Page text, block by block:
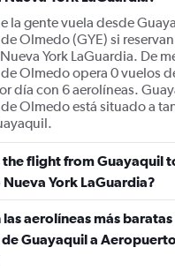
la gente vuela desde
de Olmedo (GYE) si
York LaGuardia. De
de Olmedo opera 0 vuelos
día con 6 aerolíneas.
de Olmedo está situado a
the flight from Guayaquil
York LaGuardia?
las aerolíneas más
Guayaquil a